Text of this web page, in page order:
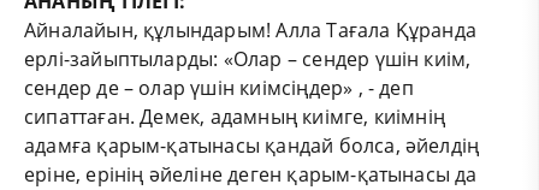
Айналайын, құлындарым! Алла Тағала Құранда
ерлі-зайыптыларды: «Олар – сендер үшін киім,
сендер де – олар үшін киімсіңдер» , - деп
сипаттаған. Демек, адамның киімге, киімнің
адамға қарым-қатынасы қандай болса, әйелдің
еріне, ерінің әйеліне деген қарым-қатынасы да